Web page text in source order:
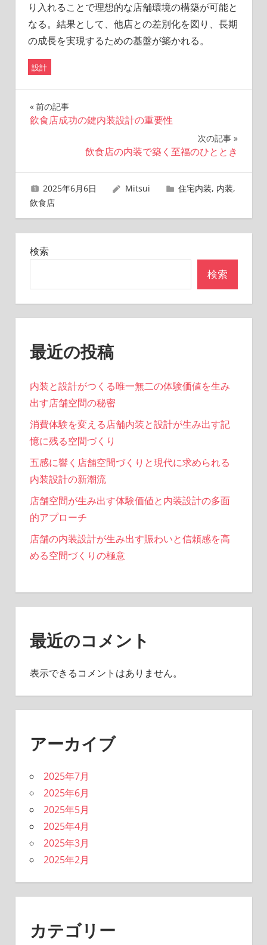
り入れることで理想的な店舗環境の構築が可能と
なる。結果として、他店との差別化を図り、長期
の成長を実現するための基盤が築かれる。
設計
投
ビ
ゲ
ー
シ
ン
前の記事
飲食店成功の鍵内装設計の重要性
次の記事
飲食店の内装で築く至福のひととき
2025年6月6日 Mitsui 住宅内装, 内装,
飲食店
検索
検索
最近の投稿
内装と設計がつくる唯一無二の体験価値を生み
出す店舗空間の秘密
消費体験を変える店舗内装と設計が生み出す記
憶に残る空間づくり
五感に響く店舗空間づくりと現代に求められる
内装設計の新潮流
店舗空間が生み出す体験価値と内装設計の多面
的アプローチ
店舗の内装設計が生み出す賑わいと信頼感を高
める空間づくりの極意
最近のコメント
表示できるコメントはありません。
アーカイブ
2025年7月
2025年6月
2025年5月
2025年4月
2025年3月
2025年2月
カテゴリー